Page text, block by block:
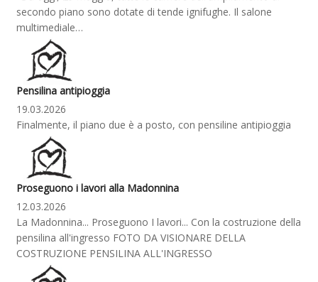
secondo piano sono dotate di tende ignifughe. Il salone
multimediale…
Pensilina antipioggia
19.03.2026
Finalmente, il piano due è a posto, con pensiline antipioggia
Proseguono i lavori alla Madonnina
12.03.2026
La Madonnina... Proseguono I lavori... Con la costruzione della
pensilina all'ingresso FOTO DA VISIONARE DELLA
COSTRUZIONE PENSILINA ALL'INGRESSO